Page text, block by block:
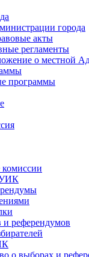
города
акты
регламенты
о местной
программы
УИК
референдумов
о выборах и